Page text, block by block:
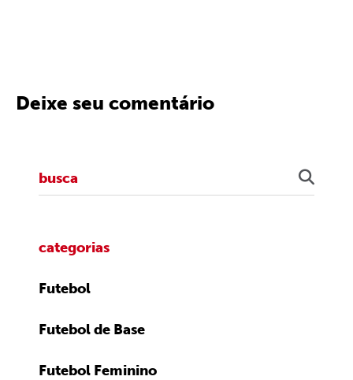
Deixe seu comentário
categorias
Futebol
Futebol de Base
Futebol Feminino